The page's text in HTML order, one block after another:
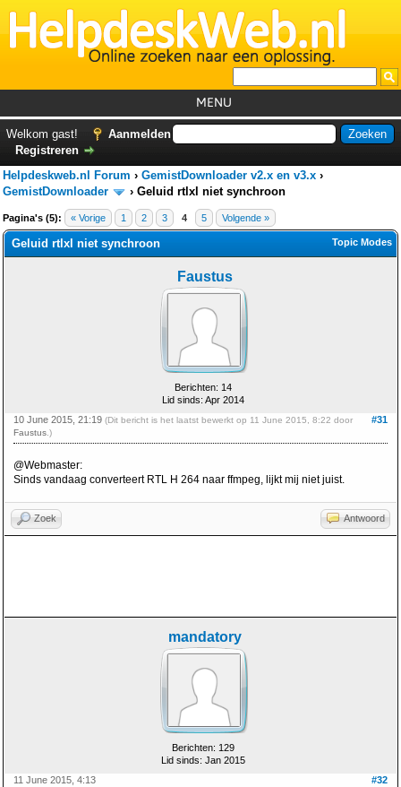
MENU
Foutcodes
Helpdesks
GemistDownloader
Forum
Welkom gast!
Aanmelden
Registreren
Helpdeskweb.nl Forum › GemistDownloader v2.x en v3.x ›
GemistDownloader
› Geluid rtlxl niet synchroon
Pagina's (5): « Vorige 1 2 3 4 5 Volgende »
Topic Modes
Geluid rtlxl niet synchroon
Faustus
Berichten: 14
Lid sinds: Apr 2014
#31
10 June 2015, 21:19 (Dit bericht is het laatst bewerkt op 11 June 2015, 8:22 door
Faustus .)
@Webmaster:
Sinds vandaag converteert RTL H 264 naar ffmpeg, lijkt mij niet juist.
Zoek Antwoord
mandatory
Berichten: 129
Lid sinds: Jan 2015
#32
11 June 2015, 4:13